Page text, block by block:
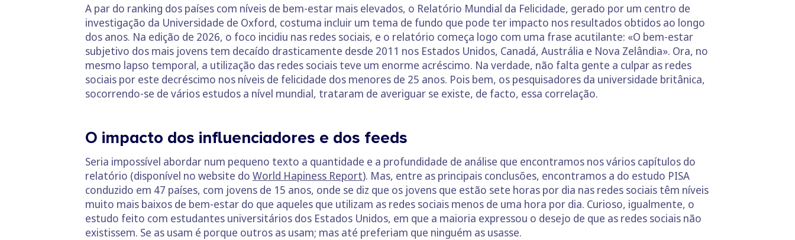
A par do ranking dos países com níveis de bem-estar mais elevados, o Relatório Mundial da Felicidade, gerado por um centro de
investigação da Universidade de Oxford, costuma incluir um tema de fundo que pode ter impacto nos resultados obtidos ao longo
dos anos. Na edição de 2026, o foco incidiu nas redes sociais, e o relatório começa logo com uma frase acutilante: «O bem-estar
subjetivo dos mais jovens tem decaído drasticamente desde 2011 nos Estados Unidos, Canadá, Austrália e Nova Zelândia». Ora, no
mesmo lapso temporal, a utilização das redes sociais teve um enorme acréscimo. Na verdade, não falta gente a culpar as redes
sociais por este decréscimo nos níveis de felicidade dos menores de 25 anos. Pois bem, os pesquisadores da universidade britânica,
socorrendo-se de vários estudos a nível mundial, trataram de averiguar se existe, de facto, essa correlação.
O impacto dos influenciadores e dos feeds
Seria impossível abordar num pequeno texto a quantidade e a profundidade de análise que encontramos nos vários capítulos do
relatório (disponível no website do World Hapiness Report). Mas, entre as principais conclusões, encontramos a do estudo PISA
conduzido em 47 países, com jovens de 15 anos, onde se diz que os jovens que estão sete horas por dia nas redes sociais têm níveis
muito mais baixos de bem-estar do que aqueles que utilizam as redes sociais menos de uma hora por dia. Curioso, igualmente, o
estudo feito com estudantes universitários dos Estados Unidos, em que a maioria expressou o desejo de que as redes sociais não
existissem. Se as usam é porque outros as usam; mas até preferiam que ninguém as usasse.